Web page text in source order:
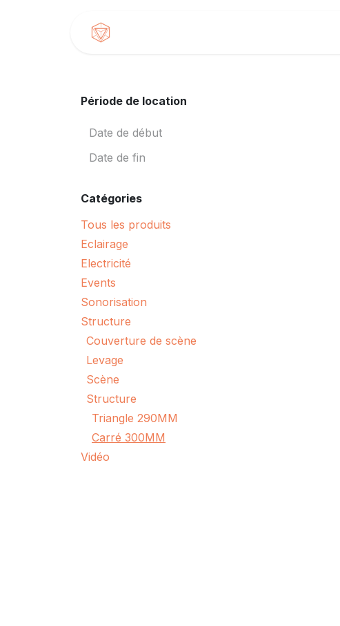
Période de location
Catégories
Tous les produits
Eclairage
Electricité
Events
Sonorisation
Structure
Couverture de scène
Levage
Scène
Structure
Triangle 290MM
Carré 300MM
Vidéo